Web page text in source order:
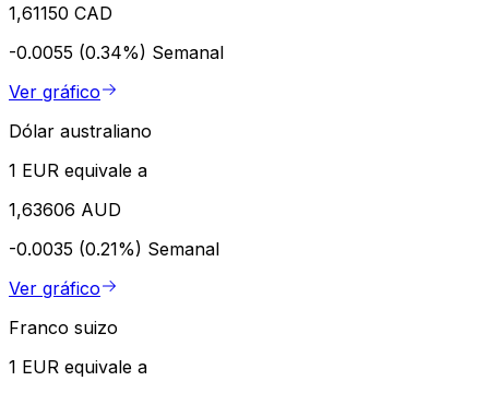
1,61150 CAD
-0.0055 (0.34%) Semanal
Ver gráfico
Dólar australiano
1 EUR equivale a
1,63606 AUD
-0.0035 (0.21%) Semanal
Ver gráfico
Franco suizo
1 EUR equivale a